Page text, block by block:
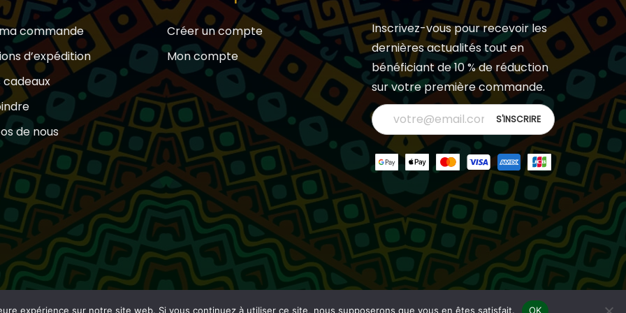
commande
d’expédition
de nous
Créer un compte
Mon compte
Inscrivez-vous pour recevoir les
dernières actualités tout en
bénéficiant de 10 % de réduction
sur votre première commande.
expérience sur notre site web. Si vous continuez à utiliser ce site, nous supposerons que vous en êtes satisfait. OK